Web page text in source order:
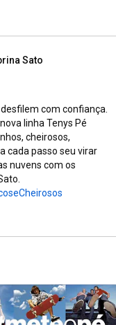
Sato
com confiança.
linha Tenys Pé
cheirosos,
cada passo seu virar
nuvens com os